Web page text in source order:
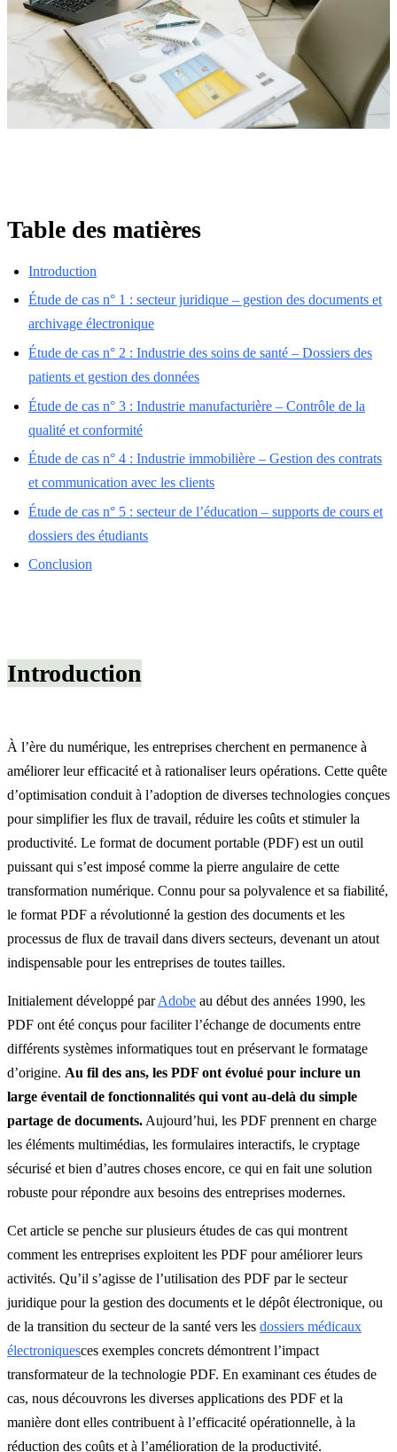
Table des matières
Introduction
Étude de cas n° 1 : secteur juridique – gestion des documents et
archivage électronique
Étude de cas n° 2 : Industrie des soins de santé – Dossiers des
patients et gestion des données
Étude de cas n° 3 : Industrie manufacturière – Contrôle de la
qualité et conformité
Étude de cas n° 4 : Industrie immobilière – Gestion des contrats
et communication avec les clients
Étude de cas n° 5 : secteur de l’éducation – supports de cours et
dossiers des étudiants
Conclusion
Introduction
À l’ère du numérique, les entreprises cherchent en permanence à
améliorer leur efficacité et à rationaliser leurs opérations. Cette quête
d’optimisation conduit à l’adoption de diverses technologies conçues
pour simplifier les flux de travail, réduire les coûts et stimuler la
productivité. Le format de document portable (PDF) est un outil
puissant qui s’est imposé comme la pierre angulaire de cette
transformation numérique. Connu pour sa polyvalence et sa fiabilité,
le format PDF a révolutionné la gestion des documents et les
processus de flux de travail dans divers secteurs, devenant un atout
indispensable pour les entreprises de toutes tailles.
Initialement développé parAdobe au début des années 1990, les
PDF ont été conçus pour faciliter l’échange de documents entre
différents systèmes informatiques tout en préservant le formatage
d’origine. Au fil des ans, les PDF ont évolué pour inclure un
large éventail de fonctionnalités qui vont au-delà du simple
partage de documents. Aujourd’hui, les PDF prennent en charge
les éléments multimédias, les formulaires interactifs, le cryptage
sécurisé et bien d’autres choses encore, ce qui en fait une solution
robuste pour répondre aux besoins des entreprises modernes.
Cet article se penche sur plusieurs études de cas qui montrent
comment les entreprises exploitent les PDF pour améliorer leurs
activités. Qu’il s’agisse de l’utilisation des PDF par le secteur
juridique pour la gestion des documents et le dépôt électronique, ou
de la transition du secteur de la santé vers les dossiers médicaux
électroniquesces exemples concrets démontrent l’impact
transformateur de la technologie PDF. En examinant ces études de
cas, nous découvrons les diverses applications des PDF et la
manière dont elles contribuent à l’efficacité opérationnelle, à la
réduction des coûts et à l’amélioration de la productivité.